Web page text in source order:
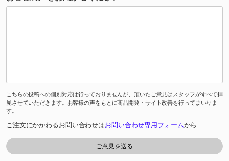
こちらの投稿への個別対応は行っておりませんが、頂いたご意見はスタッフがすべて拝
見させていただきます。お客様の声をもとに商品開発・サイト改善を行ってまいりま
す。
ご注文にかかわるお問い合わせはお問い合わせ専用フォームから